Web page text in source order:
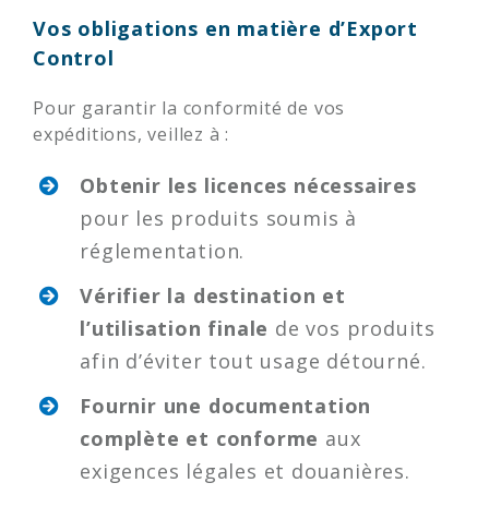
Vos obligations en matière d’Export
Control
Pour garantir la conformité de vos
expéditions, veillez à :
Obtenir les licences nécessaires
pour les produits soumis à
réglementation.
Vérifier la destination et
l’utilisation finale de vos produits
afin d’éviter tout usage détourné.
Fournir une documentation
complète et conforme aux
exigences légales et douanières.